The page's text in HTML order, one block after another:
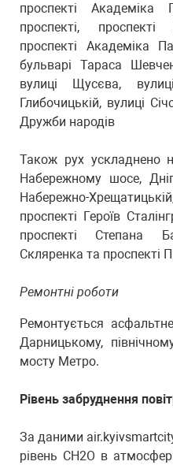
проспекті Академіка
проспекті, проспекті
проспекті Академіка
бульварі Тараса
вулиці Щусєва,
Глибочицькій, вулиці
Дружби народів
Також рух ускладнено
Набережному шосе,
Набережно-
проспекті Героїв
проспекті Степана
Скляренка та проспекті
Ремонтні роботи
Ремонтується
Дарницькому,
мосту Метро.
Рівень забруднення
За даними
рівень CH2O в